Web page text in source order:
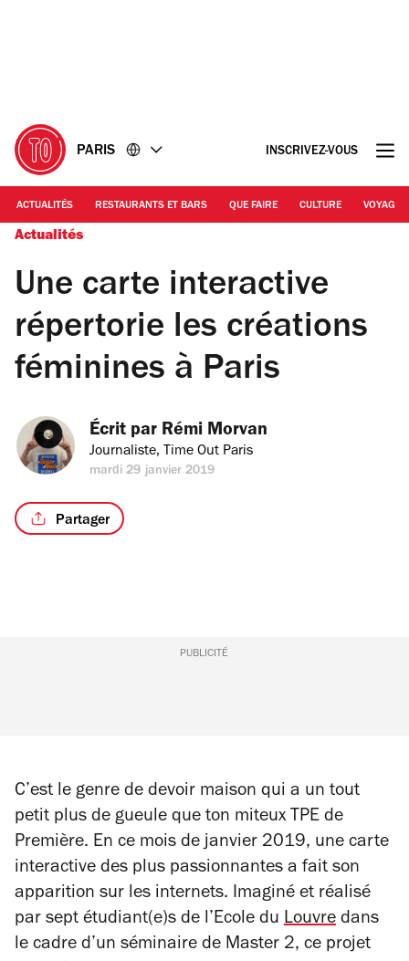
PARIS INSCRIVEZ-VOUS
ACTUALITÉS RESTAURANTS ET BARS QUE FAIRE CULTURE VOYAGE
Actualités
Une carte interactive
répertorie les créations
féminines à Paris
Écrit par Rémi Morvan
Journaliste, Time Out Paris
mardi 29 janvier 2019
Partager
PUBLICITÉ
C’est le genre de devoir maison qui a un tout
petit plus de gueule que ton miteux TPE de
Première. En ce mois de janvier 2019, une carte
interactive des plus passionnantes a fait son
apparition sur les internets. Imaginé et réalisé
par sept étudiant(e)s de l’Ecole du Louvre dans
le cadre d’un séminaire de Master 2, ce projet